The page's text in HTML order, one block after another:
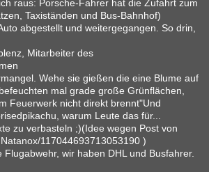
raus: Porsche-Fahrer hat die Zufahrt zum
Taxiständen und Bus-Bahnhof)
abgestellt und weitergegangen. So drin,
Mitarbeiter des
Wehe sie gießen die eine Blume auf
mal grade große Grünflächen,
Feuerwerk nicht direkt brennt"Und
warum Leute das für...
zu verbasteln ;)(Idee wegen Post von
117044693713053190 )
wir haben DHL und Busfahrer.